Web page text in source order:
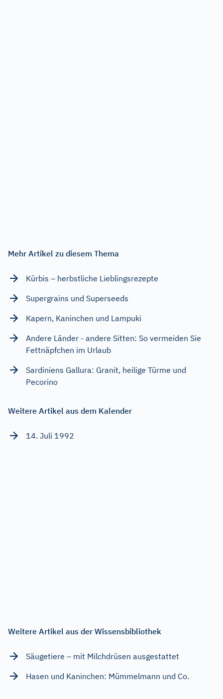
Mehr Artikel zu diesem Thema
Kürbis – herbstliche Lieblingsrezepte
Supergrains und Superseeds
Kapern, Kaninchen und Lampuki
Andere Länder - andere Sitten: So vermeiden Sie
Fettnäpfchen im Urlaub
Sardiniens Gallura: Granit, heilige Türme und
Pecorino
Weitere Artikel aus dem Kalender
14. Juli 1992
Weitere Artikel aus der Wissensbibliothek
Säugetiere – mit Milchdrüsen ausgestattet
Hasen und Kaninchen: Mümmelmann und Co.